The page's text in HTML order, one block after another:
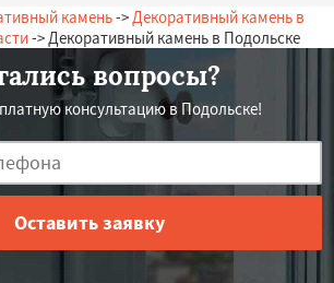
камень-> Декоративный камень в
-> Декоративный камень в Подольске
вопросы?
консультацию в Подольске!